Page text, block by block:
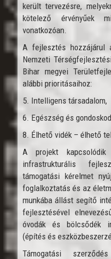
került tervezésre,
kötelező érvényűek
vonatkozóan.
A fejlesztés hozzájárul
Nemzeti
Bihar megyei
alábbi prioritásaihoz:
5. Intelligens társadalom,
6. Egészség és
8. Élhető vidék – élhető
A projekt kapcsolódik
infrastrukturális
támogatási kérelmet
foglalkoztatás és az
munkába állást segítő
fejlesztésével
óvodák és bölcsődék
(építés és
Támogatási